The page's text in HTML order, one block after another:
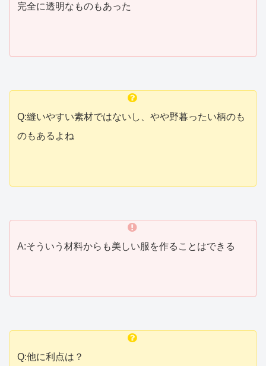
完全に透明なものもあった
Q:縫いやすい素材ではないし、やや野暮ったい柄のも
のもあるよね
A:そういう材料からも美しい服を作ることはできる
Q:他に利点は？